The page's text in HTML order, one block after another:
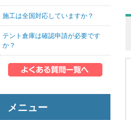
施工は全国対応していますか？
テント倉庫は確認申請が必要です
か？
メニュー